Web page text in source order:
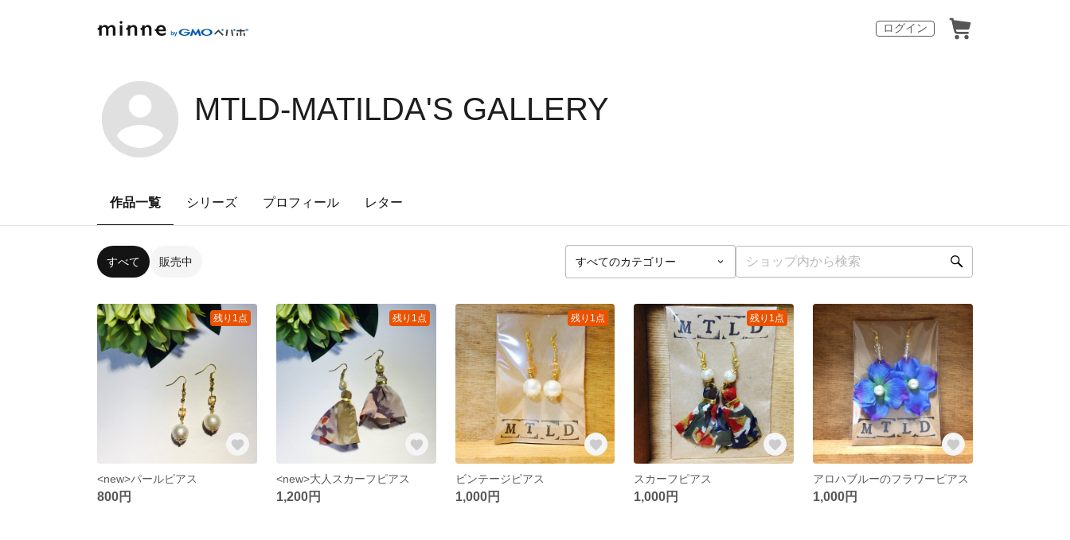
ログイン
MTLD-MATILDA'S GALLERY
作品一覧 シリーズ プロフィール レター
すべて 販売中
残り1点
<new>パールピアス
800円
残り1点
<new>大人スカーフピアス
1,200円
残り1点
ビンテージピアス
1,000円
残り1点
スカーフピアス
1,000円
アロハブルーのフラワーピアス
1,000円